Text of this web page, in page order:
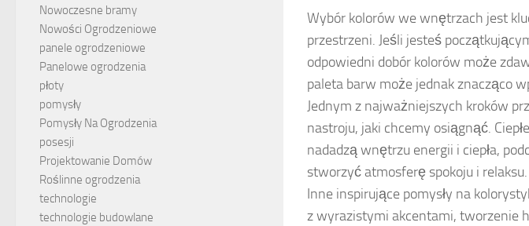
Wybór kolorów we wnętrzach jest
przestrzeni. Jeśli jesteś
odpowiedni dobór kolorów może
paleta barw może jednak znacząco
Jednym z najważniejszych kroków
nastroju, jaki chcemy osiągnąć.
nadadzą wnętrzu energii i ciepła,
stworzyć atmosferę spokoju i relaksu.
Inne inspirujące pomysły na
z wyrazistymi akcentami, tworzenie
Nowoczesne bramy
Nowości Ogrodzeniowe
panele ogrodzeniowe
Panelowe ogrodzenia
płoty
pomysły
Pomysły Na Ogrodzenia
posesji
Projektowanie Domów
Roślinne ogrodzenia
technologie
technologie budowlane